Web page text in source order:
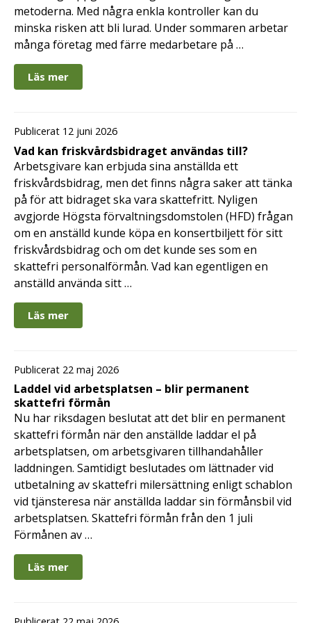
metoderna. Med några enkla kontroller kan du
minska risken att bli lurad. Under sommaren arbetar
många företag med färre medarbetare på …
Läs mer
Publicerat 12 juni 2026
Vad kan friskvårdsbidraget användas till?
Arbetsgivare kan erbjuda sina anställda ett
friskvårdsbidrag, men det finns några saker att tänka
på för att bidraget ska vara skattefritt. Nyligen
avgjorde Högsta förvaltningsdomstolen (HFD) frågan
om en anställd kunde köpa en konsertbiljett för sitt
friskvårdsbidrag och om det kunde ses som en
skattefri personalförmån. Vad kan egentligen en
anställd använda sitt …
Läs mer
Publicerat 22 maj 2026
Laddel vid arbetsplatsen – blir permanent
skattefri förmån
Nu har riksdagen beslutat att det blir en permanent
skattefri förmån när den anställde laddar el på
arbetsplatsen, om arbetsgivaren tillhandahåller
laddningen. Samtidigt beslutades om lättnader vid
utbetalning av skattefri milersättning enligt schablon
vid tjänsteresa när anställda laddar sin förmånsbil vid
arbetsplatsen. Skattefri förmån från den 1 juli
Förmånen av …
Läs mer